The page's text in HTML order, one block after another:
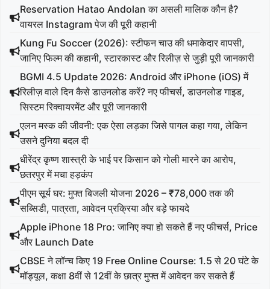
Reservation Hatao Andolan का असली मालिक कौन है?
वायरल Instagram पेज की पूरी कहानी
Kung Fu Soccer (2026): स्टीफन चाउ की धमाकेदार वापसी,
जानिए फिल्म की कहानी, स्टारकास्ट और रिलीज़ से जुड़ी पूरी जानकारी
BGMI 4.5 Update 2026: Android और iPhone (iOS) में
रिलीज़ वाले दिन कैसे डाउनलोड करें? नए फीचर्स, डाउनलोड गाइड,
सिस्टम रिक्वायरमेंट और पूरी जानकारी
एलन मस्क की जीवनी: एक ऐसा लड़का जिसे पागल कहा गया, लेकिन
उसने दुनिया बदल दी
धीरेंद्र कृष्ण शास्त्री के भाई पर किसान को गोली मारने का आरोप,
छतरपुर में मचा हड़कंप
पीएम सूर्य घर: मुफ्त बिजली योजना 2026 – ₹78,000 तक की
सब्सिडी, पात्रता, आवेदन प्रक्रिया और बड़े फायदे
Apple iPhone 18 Pro: जानिए क्या हो सकते हैं नए फीचर्स, Price
और Launch Date
CBSE ने लॉन्च किए 19 Free Online Course: 1.5 से 20 घंटे के
मॉड्यूल, कक्षा 8वीं से 12वीं के छात्र मुफ्त में आवेदन कर सकते हैं